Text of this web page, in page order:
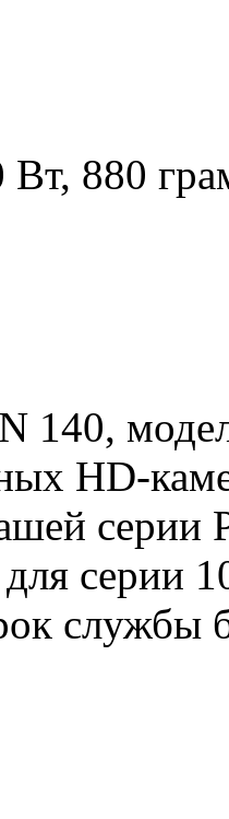
Вт, 880
140,
HD-
серии
для серии
службы